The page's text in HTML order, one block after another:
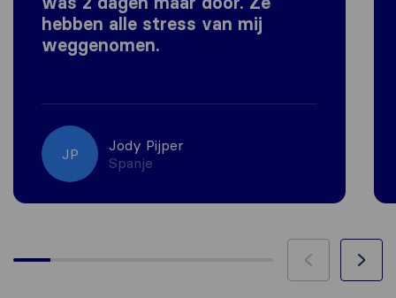
hebben alle stress van mij
weggenomen.
JP
Jody Pijper
Spanje